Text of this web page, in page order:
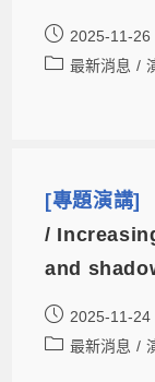
2025-11-26
最新消息 /
[專題演講]
/
and
2025-11-24
最新消息 /